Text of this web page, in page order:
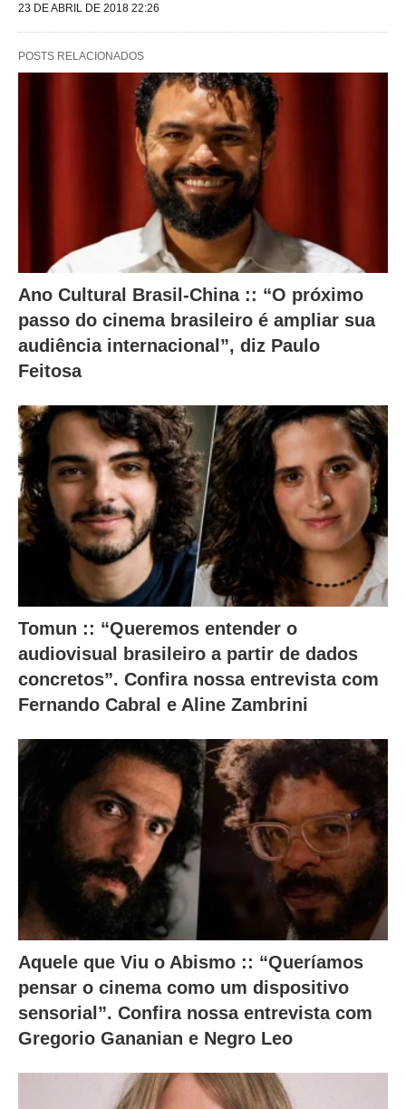
t
e
n
t
e
ú
d
o
a
b
a
i
x
23 DE ABRIL DE 2018 22:26
POSTS RELACIONADOS
Ano Cultural Brasil-China :: “O próximo
passo do cinema brasileiro é ampliar sua
audiência internacional”, diz Paulo
Feitosa
Tomun :: “Queremos entender o
audiovisual brasileiro a partir de dados
concretos”. Confira nossa entrevista com
Fernando Cabral e Aline Zambrini
Aquele que Viu o Abismo :: “Queríamos
pensar o cinema como um dispositivo
sensorial”. Confira nossa entrevista com
Gregorio Gananian e Negro Leo